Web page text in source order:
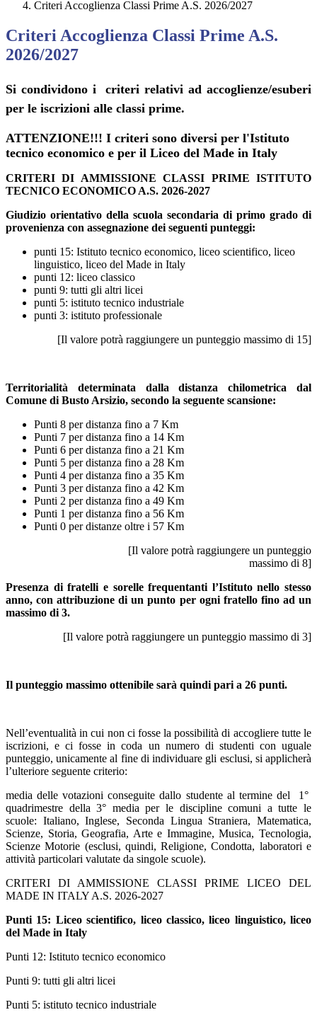
Criteri Accoglienza Classi Prime A.S. 2026/2027
Criteri Accoglienza Classi Prime A.S.
2026/2027
Si condividono icriteri relativi ad accoglienze/esuberi
per le iscrizioni alle classi prime.
ATTENZIONE!!! I criteri sono diversi per l'Istituto
tecnico economico e per il Liceo del Made in Italy
CRITERI DI AMMISSIONE CLASSI PRIME ISTITUTO
TECNICO ECONOMICO A.S. 2026-2027
Giudizio orientativo della scuola secondaria di primo grado di
provenienza con assegnazione dei seguenti punteggi:
punti 15: Istituto tecnico economico, liceo scientifico, liceo
linguistico, liceo del Made in Italy
punti 12: liceo classico
punti 9: tutti gli altri licei
punti 5: istituto tecnico industriale
punti 3: istituto professionale
[Il valore potrà raggiungere un punteggio massimo di 15]
Territorialità determinata dalla distanza chilometrica dal
Comune di Busto Arsizio, secondo la seguente scansione:
Punti 8 per distanza fino a 7 Km
Punti 7 per distanza fino a 14 Km
Punti 6 per distanza fino a 21 Km
Punti 5 per distanza fino a 28 Km
Punti 4 per distanza fino a 35 Km
Punti 3 per distanza fino a 42 Km
Punti 2 per distanza fino a 49 Km
Punti 1 per distanza fino a 56 Km
Punti 0 per distanze oltre i 57 Km
[Il valore potrà raggiungere un punteggio
massimo di 8]
Presenza di fratelli e sorelle frequentanti l’Istituto nello stesso
anno, con attribuzione di un punto per ogni fratello fino ad un
massimo di 3.
[Il valore potrà raggiungere un punteggio massimo di 3]
Il punteggio massimo ottenibile sarà quindi pari a 26 punti.
Nell’eventualità in cui non ci fosse la possibilità di accogliere tutte le
iscrizioni, e ci fosse in coda un numero di studenti con uguale
punteggio, unicamente al fine di individuare gli esclusi, si applicherà
l’ulteriore seguente criterio:
media delle votazioni conseguite dallo studente al termine del 1°
quadrimestre della 3° media per le discipline comuni a tutte le
scuole: Italiano, Inglese, Seconda Lingua Straniera, Matematica,
Scienze, Storia, Geografia, Arte e Immagine, Musica, Tecnologia,
Scienze Motorie (esclusi, quindi, Religione, Condotta, laboratori e
attività particolari valutate da singole scuole).
CRITERI DI AMMISSIONE CLASSI PRIME LICEO DEL
MADE IN ITALY A.S. 2026-2027
Punti 15: Liceo scientifico, liceo classico, liceo linguistico, liceo
del Made in Italy
Punti 12: Istituto tecnico economico
Punti 9: tutti gli altri licei
Punti 5: istituto tecnico industriale